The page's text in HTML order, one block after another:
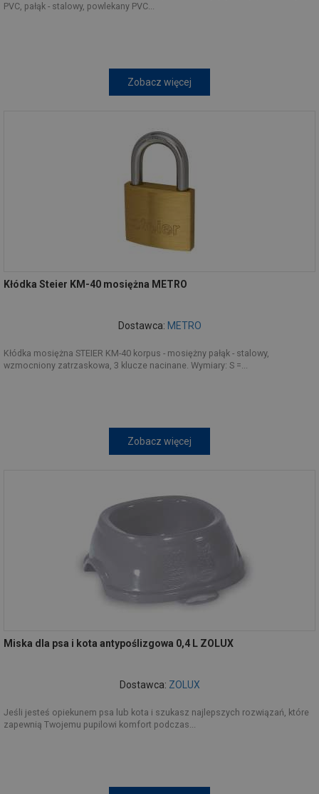
PVC, pałąk - stalowy, powlekany PVC...
Zobacz więcej
Kłódka Steier KM-40 mosiężna METRO
Dostawca: METRO
Kłódka mosiężna STEIER KM-40 korpus - mosiężny pałąk - stalowy,
wzmocniony zatrzaskowa, 3 klucze nacinane. Wymiary: S =...
Zobacz więcej
Miska dla psa i kota antypoślizgowa 0,4 L ZOLUX
Dostawca: ZOLUX
Jeśli jesteś opiekunem psa lub kota i szukasz najlepszych rozwiązań, które
zapewnią Twojemu pupilowi komfort podczas...